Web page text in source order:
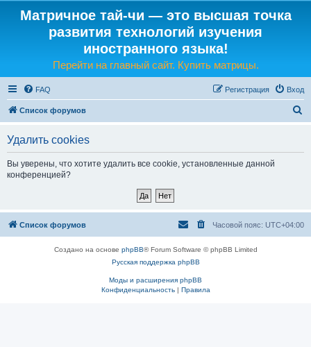
Матричное тай-чи — это высшая точка
развития технологий изучения
иностранного языка!
Перейти на главный сайт. Купить матрицы.
FAQ Вход
Регистрация
Список форумов
Удалить cookies
Вы уверены, что хотите удалить все cookie, установленные данной
конференцией?
Список форумов Часовой пояс: UTC+04:00
Создано на основе phpBB® Forum Software © phpBB Limited
Русская поддержка phpBB
Моды и расширения phpBB
Конфиденциальность| Правила